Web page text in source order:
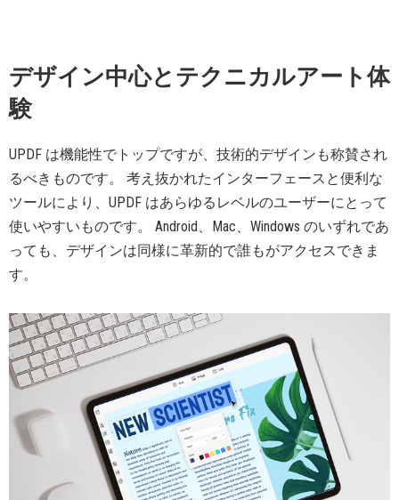
デザイン中心とテクニカルアート体
験
UPDF は機能性でトップですが、技術的デザインも称賛され
るべきものです。 考え抜かれたインターフェースと便利な
ツールにより、UPDF はあらゆるレベルのユーザーにとって
使いやすいものです。 Android、Mac、Windows のいずれであ
っても、デザインは同様に革新的で誰もがアクセスできま
す。